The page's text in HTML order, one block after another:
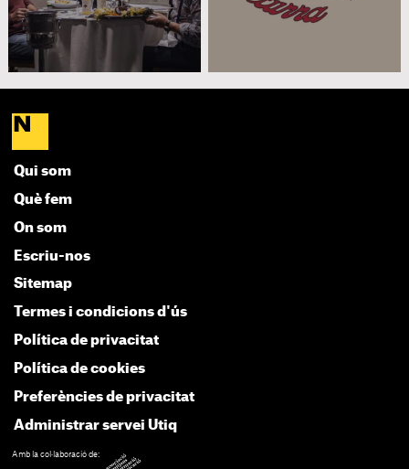
Qui som
Què fem
On som
Escriu-nos
Sitemap
Termes i condicions d'ús
Política de privacitat
Política de cookies
Preferències de privacitat
Administrar servei Utiq
Amb la col·laboració de: